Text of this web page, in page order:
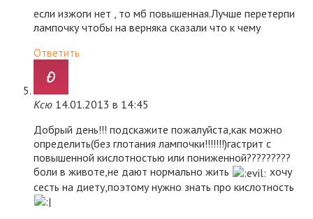
если изжоги нет , то мб повышенная.Лучше перетерпи
лампочку чтобы на верняка сказали что к чему
Ответить
Ксю 14.01.2013 в 14:45
Добрый день!!! подскажите пожалуйста,как можно
определить(без глотания лампочки!!!!!!!)гастрит с
повышенной кислотностью или пониженной?????????
боли в животе,не дают нормально жить
хочу
сесть на диету,поэтому нужно знать про кислотность